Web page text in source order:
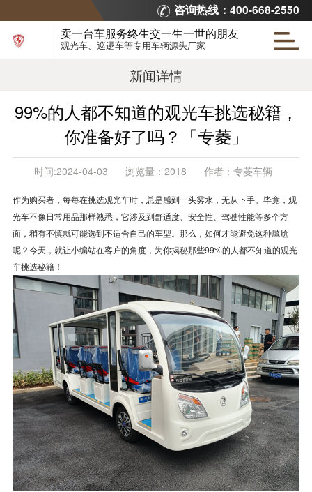
咨询热线：400-668-2550
卖一台车服务终生交一生一世的朋友
观光车、巡逻车等专用车辆源头厂家
新闻详情
99%的人都不知道的观光车挑选秘籍，
你准备好了吗？「专菱」
时间:2024-04-03 浏览量： 2018 作者： 专菱车辆
作为购买者，每每在挑选观光车时，总是感到一头雾水，无从下手。毕竟，观
光车不像日常用品那样熟悉，它涉及到舒适度、安全性、驾驶性能等多个方
面，稍有不慎就可能选到不适合自己的车型。那么，如何才能避免这种尴尬
呢？今天，就让小编站在客户的角度，为你揭秘那些99%的人都不知道的观光
车挑选秘籍！